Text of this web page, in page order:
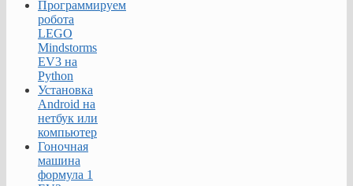
Программируем
робота
LEGO
Mindstorms
EV3 на
Python
Установка
Android на
нетбук или
компьютер
Гоночная
машина
формула 1